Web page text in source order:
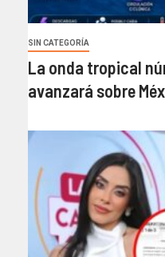
SIN CATEGORÍA
La onda tropical
avanzará sobre